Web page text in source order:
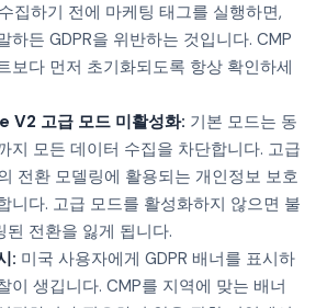
집하기 전에 마케팅 태그를 실행하면,
하든 GDPR을 위반하는 것입니다. CMP
보다 먼저 초기화되도록 항상 확인하세
고급 모드 미활성화: 기본 모드는 동
지 모든 데이터 수집을 차단합니다. 고급
전환 모델링에 활용되는 개인정보 보호
니다. 고급 모드를 활성화하지 않으면 불
된 전환을 잃게 됩니다.
: 미국 사용자에게 GDPR 배너를 표시하
이 생깁니다. CMP를 지역에 맞는 배너